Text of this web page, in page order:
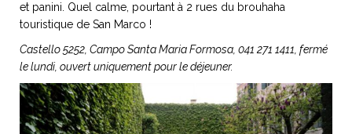
et panini. Quel calme, pourtant à 2 rues du brouhaha
touristique de San Marco !
Castello 5252, Campo Santa Maria Formosa, 041 271 1411, fermé
le lundi, ouvert uniquement pour le déjeuner.